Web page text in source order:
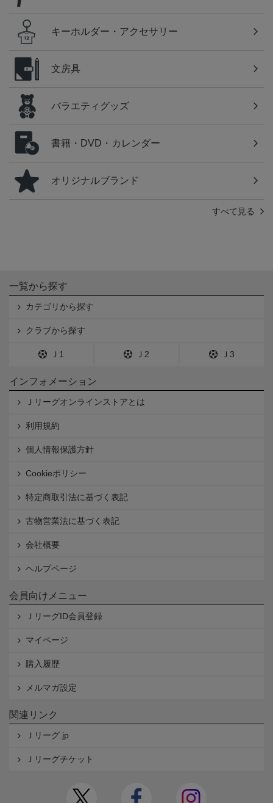
キーホルダー・アクセサリー
文房具
バラエティグッズ
書籍・DVD・カレンダー
オリジナルブランド
すべて見る
一覧から探す
カテゴリから探す
クラブから探す
Ｊ1 Ｊ2 Ｊ3
インフォメーション
Ｊリーグオンラインストアとは
利用規約
個人情報保護方針
Cookieポリシー
特定商取引法に基づく表記
古物営業法に基づく表記
会社概要
ヘルプページ
会員向けメニュー
ＪリーグID会員登録
マイページ
購入履歴
メルマガ設定
関連リンク
Ｊリーグ.jp
Ｊリーグチケット